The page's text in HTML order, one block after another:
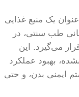
یک منبع غذایی
طب سنتی، در
می‌گیرد. این
بهبود عملکرد
ایمنی بدن، و حتی